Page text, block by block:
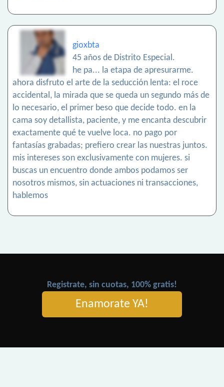
gioxbta
45 años de Distrito Especial.
he pa... la etapa de apresurarme.
ahora disfruto el arte de la seducción lenta: el roce
accidental, la mirada que se queda un segundo más de
lo necesario, el primer beso que decide todo. en la
cama soy detallista, paciente, y me encanta descubrir
exactamente qué te vuelve loca. no pago por
fantasías grabadas; prefiero crear las nuestras juntos.
mis intereses son exclusivamente con mujeres. si
buscas un encuentro donde ambos podamos ser
nosotros mismos, sin actuaciones ni transacciones,
hablemos
Registrate, sin cuotas, 100% gratis!
Enamorate YA!